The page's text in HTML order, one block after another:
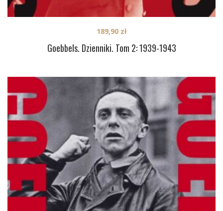
Goebbels. Dzienniki. Tom 2: 1939-1943
189,90 zł